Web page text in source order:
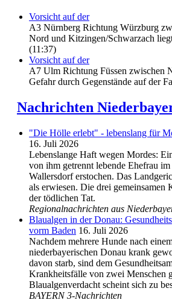
Vorsicht auf der
A3 Nürnberg Richtung Würzburg
Nord und Kitzingen/Schwarzach
(11:37)
Vorsicht auf der
A7 Ulm Richtung Füssen zwischen
Gefahr durch Gegenstände auf der
Nachrichten
"Die Hölle erlebt" - lebenslang für
16. Juli 2026
Lebenslange Haft wegen Mordes:
von ihm getrennt lebende Ehefrau
Wallersdorf erstochen. Das
als erwiesen. Die drei gemeinsamen
der tödlichen Tat.
Regionalnachrichten aus
Blaualgen in der Donau:
vorm Baden 16. Juli 2026
Nachdem mehrere Hunde nach
niederbayerischen Donau krank
davon starb, sind dem
Krankheitsfälle von zwei Menschen
Blaualgenverdacht scheint sich zu
BAYERN 3-Nachrichten